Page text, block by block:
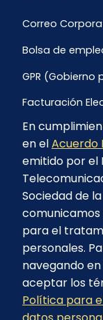
Correo
Bolsa de
GPR (Gobierno
Facturación
Archivo
Portal
Proyecto
Contratación
Reglamento de
© 2023 -
En
en elAcuerdo
emitido por el
Sociedad de
para el
personales.
navegando
aceptar los
Política para